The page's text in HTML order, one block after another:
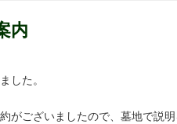
内
した。
ございましたので、墓地で説明